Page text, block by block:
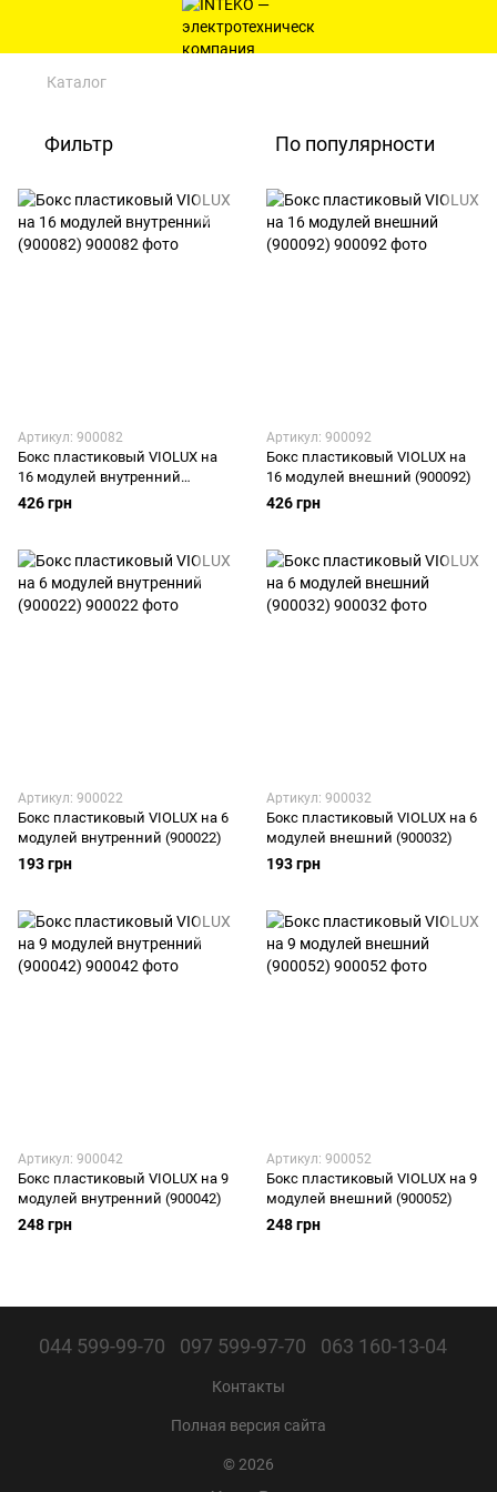
Каталог
Фильтр По популярности
Артикул: 900082
Бокс пластиковый VIOLUX на
16 модулей внутренний
(900082)
426 грн
Артикул: 900092
Бокс пластиковый VIOLUX на
16 модулей внешний (900092)
426 грн
Артикул: 900022
Бокс пластиковый VIOLUX на 6
модулей внутренний (900022)
193 грн
Артикул: 900032
Бокс пластиковый VIOLUX на 6
модулей внешний (900032)
193 грн
Артикул: 900042
Бокс пластиковый VIOLUX на 9
модулей внутренний (900042)
248 грн
Артикул: 900052
Бокс пластиковый VIOLUX на 9
модулей внешний (900052)
248 грн
044 599-99-70 097 599-97-70 063 160-13-04
Контакты
Полная версия сайта
© 2026